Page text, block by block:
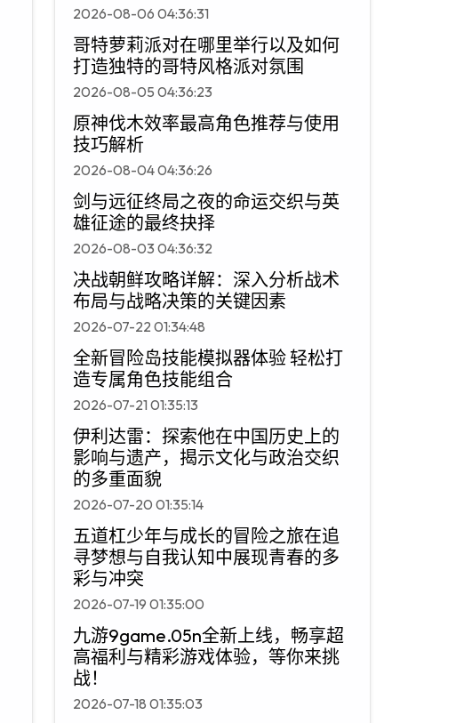
2026-08-06 04:36:31
哥特萝莉派对在哪里举行以及如何
打造独特的哥特风格派对氛围
2026-08-05 04:36:23
原神伐木效率最高角色推荐与使用
技巧解析
2026-08-04 04:36:26
剑与远征终局之夜的命运交织与英
雄征途的最终抉择
2026-08-03 04:36:32
决战朝鲜攻略详解：深入分析战术
布局与战略决策的关键因素
2026-07-22 01:34:48
全新冒险岛技能模拟器体验 轻松打
造专属角色技能组合
2026-07-21 01:35:13
伊利达雷：探索他在中国历史上的
影响与遗产，揭示文化与政治交织
的多重面貌
2026-07-20 01:35:14
五道杠少年与成长的冒险之旅在追
寻梦想与自我认知中展现青春的多
彩与冲突
2026-07-19 01:35:00
九游9game.05n全新上线，畅享超
高福利与精彩游戏体验，等你来挑
战！
2026-07-18 01:35:03